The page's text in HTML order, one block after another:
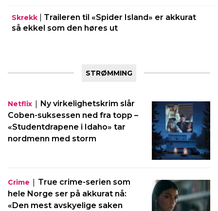
Skrekk
Traileren til «Spider Island» er akkurat
så ekkel som den høres ut
STRØMMING
Netflix | Ny virkelighetskrim slår
Coben-suksessen ned fra topp –
«Studentdrapene i Idaho» tar
nordmenn med storm
Crime | True crime-serien som
hele Norge ser på akkurat nå:
«Den mest avskyelige saken